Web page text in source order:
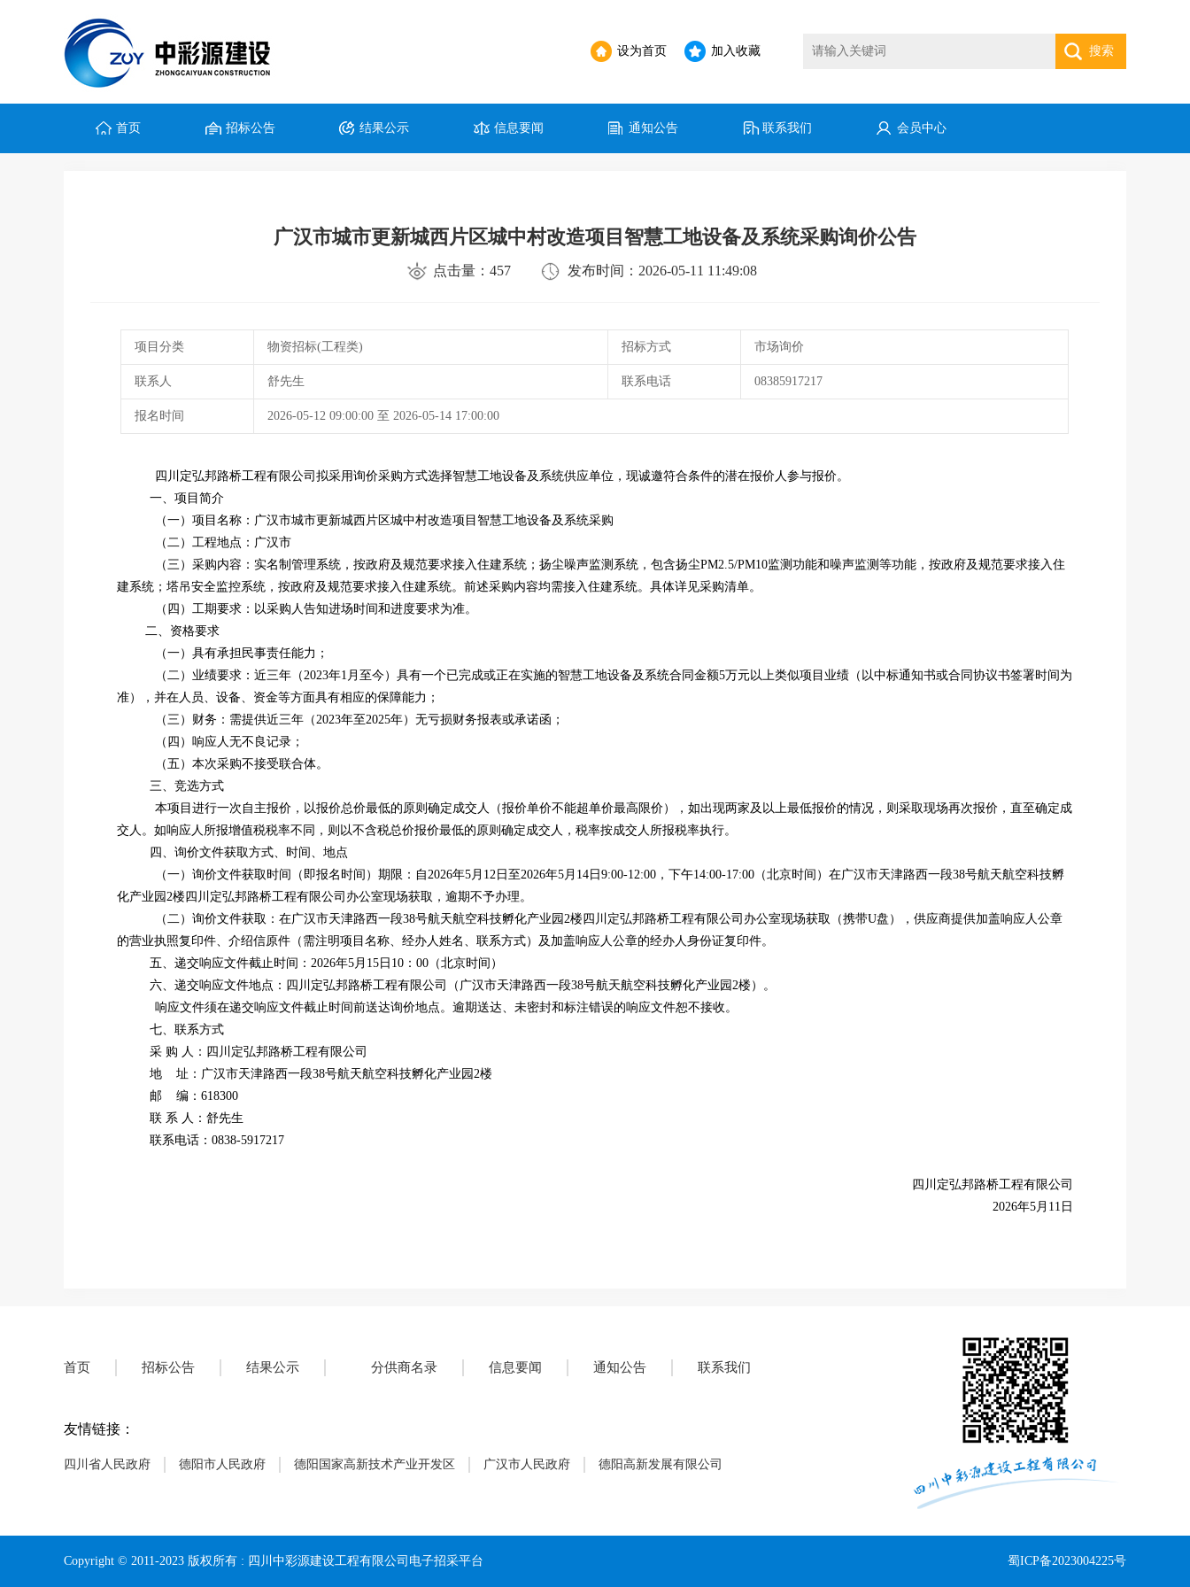
设为首页 加入收藏 搜索
首页 招标公告 结果公示 信息要闻 通知公告 联系我们 会员中心
广汉市城市更新城西片区城中村改造项目智慧工地设备及系统采购询价公告
点击量：457 发布时间：2026-05-11 11:49:08
项目分类 物资招标(工程类) 招标方式 市场询价
联系人 舒先生 联系电话 08385917217
报名时间 2026-05-12 09:00:00 至 2026-05-14 17:00:00
四川定弘邦路桥工程有限公司拟采用询价采购方式选择智慧工地设备及系统供应单位，现诚邀符合条件的潜在报价人参与报价。
一、项目简介
（一）项目名称：广汉市城市更新城西片区城中村改造项目智慧工地设备及系统采购
（二）工程地点：广汉市
（三）采购内容：实名制管理系统，按政府及规范要求接入住建系统；扬尘噪声监测系统，包含扬尘PM2.5/PM10监测功能和噪声监测等功能，按政府及规范要求接入住
建系统；塔吊安全监控系统，按政府及规范要求接入住建系统。前述采购内容均需接入住建系统。具体详见采购清单。
（四）工期要求：以采购人告知进场时间和进度要求为准。
二、资格要求
（一）具有承担民事责任能力；
（二）业绩要求：近三年（2023年1月至今）具有一个已完成或正在实施的智慧工地设备及系统合同金额5万元以上类似项目业绩（以中标通知书或合同协议书签署时间为
准），并在人员、设备、资金等方面具有相应的保障能力；
（三）财务：需提供近三年（2023年至2025年）无亏损财务报表或承诺函；
（四）响应人无不良记录；
（五）本次采购不接受联合体。
三、竞选方式
本项目进行一次自主报价，以报价总价最低的原则确定成交人（报价单价不能超单价最高限价），如出现两家及以上最低报价的情况，则采取现场再次报价，直至确定成
交人。如响应人所报增值税税率不同，则以不含税总价报价最低的原则确定成交人，税率按成交人所报税率执行。
四、询价文件获取方式、时间、地点
（一）询价文件获取时间（即报名时间）期限：自2026年5月 12日至2026年5月 14日 9:00-12:00，下午14:00-17:00（北京时间）在广汉市天津路西一段38号航天航空科技孵
化产业园 2楼四川定弘邦路桥工程有限公司办公室现场获取，逾期不予办理。
（二）询价文件获取：在广汉市天津路西一段38号航天航空科技孵化产业园 2楼四川定弘邦路桥工程有限公司办公室现场获取（携带U盘），供应商提供加盖响应人公章
的营业执照复印件、介绍信原件（需注明项目名称、经办人姓名、联系方式）及加盖响应人公章的经办人身份证复印件。
五、递交响应文件截止时间：2026年5月 15 日 10 ：00 （北京时间）
六、递交响应文件地点：四川定弘邦路桥工程有限公司（广汉市天津路西一段38号航天航空科技孵化产业园2楼）。
响应文件须在递交响应文件截止时间前送达询价地点。逾期送达、未密封和标注错误的响应文件恕不接收。
七、联系方式
采 购 人：四川定弘邦路桥工程有限公司
地
址：广汉市天津路西一段38号航天航空科技孵化产业园 2楼
邮
编： 618300
联 系 人：舒先生
联系电话： 0838-5917217
四川定弘邦路桥工程有限公司
2026年5月11日
首页 招标公告 结果公示 分供商名录 信息要闻 通知公告 联系我们
友情链接：
四川省人民政府 德阳市人民政府 德阳国家高新技术产业开发区 广汉市人民政府 德阳高新发展有限公司
Copyright © 2011-2023 版权所有 : 四川中彩源建设工程有限公司电子招采平台 蜀ICP备2023004225号